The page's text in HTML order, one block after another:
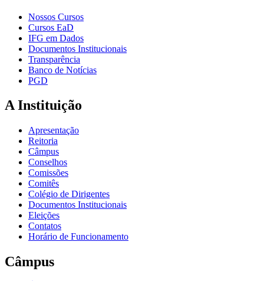
Nossos Cursos
Cursos EaD
IFG em Dados
Documentos Institucionais
Transparência
Banco de Notícias
PGD
A Instituição
Apresentação
Reitoria
Câmpus
Conselhos
Comissões
Comitês
Colégio de Dirigentes
Documentos Institucionais
Eleições
Contatos
Horário de Funcionamento
Câmpus